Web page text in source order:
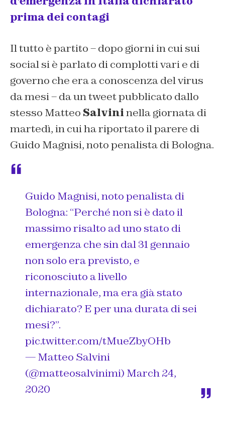
prima dei contagi
Il tutto è partito – dopo giorni in cui sui
social si è parlato di complotti vari e di
governo che era a conoscenza del virus
da mesi – da un tweet pubblicato dallo
stesso Matteo Salvininella giornata di
martedì, in cui ha riportato il parere di
Guido Magnisi, noto penalista di Bologna.
Guido Magnisi, noto penalista di
Bologna: “Perché non si è dato il
massimo risalto ad uno stato di
emergenza che sin dal 31 gennaio
non solo era previsto, e
riconosciuto a livello
internazionale, ma era già stato
dichiarato? E per una durata di sei
mesi?”.
pic.twitter.com/tMueZbyOHb
— Matteo Salvini
(@matteosalvinimi) March 24,
2020